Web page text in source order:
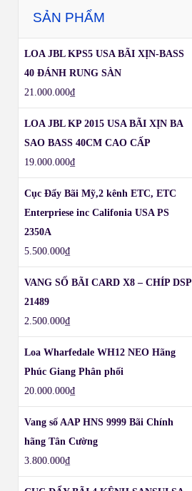
SẢN PHẨM
LOA JBL KPS5 USA BÃI XỊN-BASS
40 ĐÁNH RUNG SÀN
21.000.000₫
LOA JBL KP 2015 USA BÃI XỊN BA
SAO BASS 40CM CAO CẤP
19.000.000₫
Cục Đẩy Bãi Mỹ,2 kênh ETC, ETC
Enterpriese inc Califonia USA PS
2350A
5.500.000₫
VANG SỐ BÃI CARD X8 – CHÍP DSP
21489
2.500.000₫
Loa Wharfedale WH12 NEO Hãng
Phúc Giang Phân phối
20.000.000₫
Vang số AAP HNS 9999 Bãi Chính
hãng Tân Cường
3.800.000₫